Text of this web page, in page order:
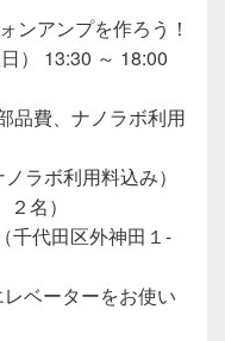
ンアンプを作ろう！
） 13:30 ～ 18:00
費、ナノラボ利用
ラボ利用料込み）
名）
代田区外神田１-
ベーターをお使い